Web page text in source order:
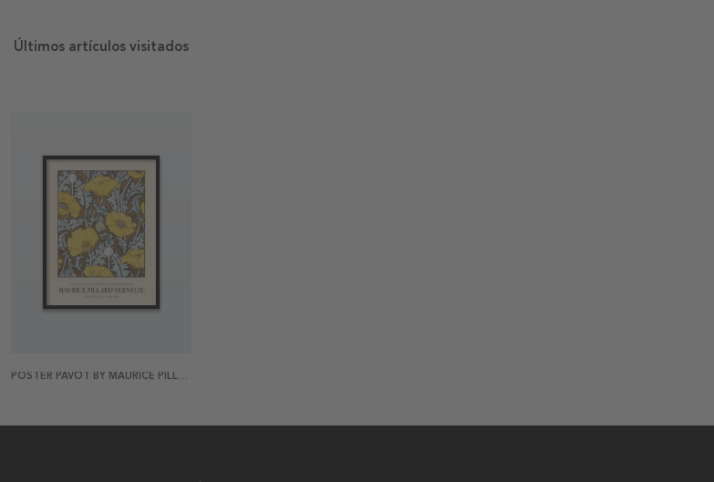
Últimos artículos visitados
POSTER PAVOT BY MAURICE PILLARD VERNEUIL